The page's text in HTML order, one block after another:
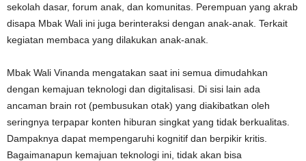
sekolah dasar, forum anak, dan komunitas. Perempuan yang akrab
disapa Mbak Wali ini juga berinteraksi dengan anak-anak. Terkait
kegiatan membaca yang dilakukan anak-anak.
Mbak Wali Vinanda mengatakan saat ini semua dimudahkan
dengan kemajuan teknologi dan digitalisasi. Di sisi lain ada
ancaman brain rot (pembusukan otak) yang diakibatkan oleh
seringnya terpapar konten hiburan singkat yang tidak berkualitas.
Dampaknya dapat mempengaruhi kognitif dan berpikir kritis.
Bagaimanapun kemajuan teknologi ini, tidak akan bisa